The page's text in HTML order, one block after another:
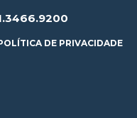
DE PRIVACIDADE